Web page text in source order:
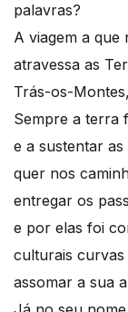
palavras?
A viagem a que
atravessa as
Trás-os-
Sempre a terra
e a sustentar
quer nos
entregar os
e por elas foi
culturais curvas
assomar a sua